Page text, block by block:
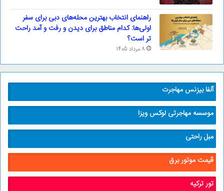
راهنمای انتخاب بهترین محله‌های دبی برای سفر
اولی‌ها: کدام مناطق برای دیدن و رفت و آمد راحت
تر است؟
8 مرداد 1405
آلفا بیزنس مهاجرت
موسسه مهاجرتی لوکس ویزا
مبل راحتی
قیمت موتور برق
تور ترکیه